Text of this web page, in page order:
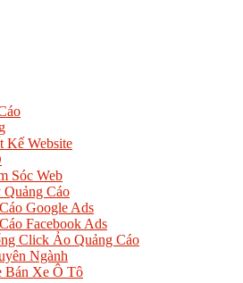
Kế Website
Sóc Web
Cáo
Google Ads
Facebook Ads
Click Ảo Quảng Cáo
Ngành
Bán Xe Ô Tô